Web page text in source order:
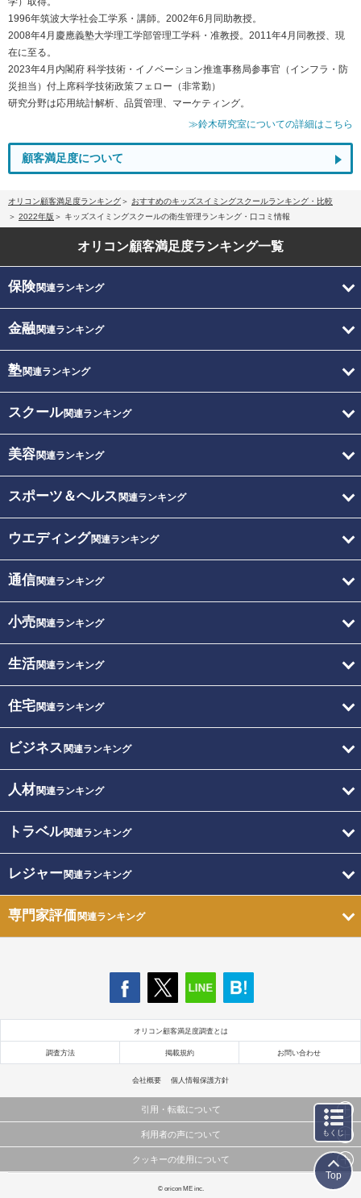
1996年筑波大学社会工学系・講師。2002年6月同助教授。
2008年4月慶應義塾大学理工学部管理工学科・准教授。2011年4月同教授、現
在に至る。
2023年4月内閣府 科学技術・イノベーション推進事務局参事官（インフラ・防
災担当）付上席科学技術政策フェロー（非常勤）
研究分野は応用統計解析、品質管理、マーケティング。
≫鈴木研究室についての詳細はこちら
顧客満足度について
オリコン顧客満足度ランキング
おすすめのキッズスイミングスクールランキング・比較
2022年版
キッズスイミングスクールの衛生管理ランキング・口コミ情報
オリコン顧客満足度ランキング一覧
保険関連ランキング
金融関連ランキング
塾関連ランキング
スクール関連ランキング
美容関連ランキング
スポーツ＆ヘルス 関連ランキング
ウエディング関連ランキング
通信関連ランキング
小売関連ランキング
生活関連ランキング
住宅関連ランキング
ビジネス 関連ランキング
人材関連ランキング
トラベル関連ランキング
レジャー関連ランキング
専門家評価関連ランキング
オリコン顧客満足度調査とは
調査方法 掲載規約 お問い合わせ
会社概要 個人情報保護方針
引用・転載について
当サイトで公開されている情報（文字、写真、イラスト、画像データ等）及びこれらの配置・
これらの情報を権利者の許可なく無断転載・複製などの二次利用を行うことは固く禁じており
利用者の声について
当サイトに掲載している内容はすべてサービスの利用者が提出された見解・感想です。
弊社の見解・ 意見ではないことをご理解いただいた上でご覧ください。
クッキーの使用について
このサイトでは Cookie を使用して、ユーザーに合わせたコンテンツや広告の表示、ソーシャル
© oricon ME inc.
もくじ
Top